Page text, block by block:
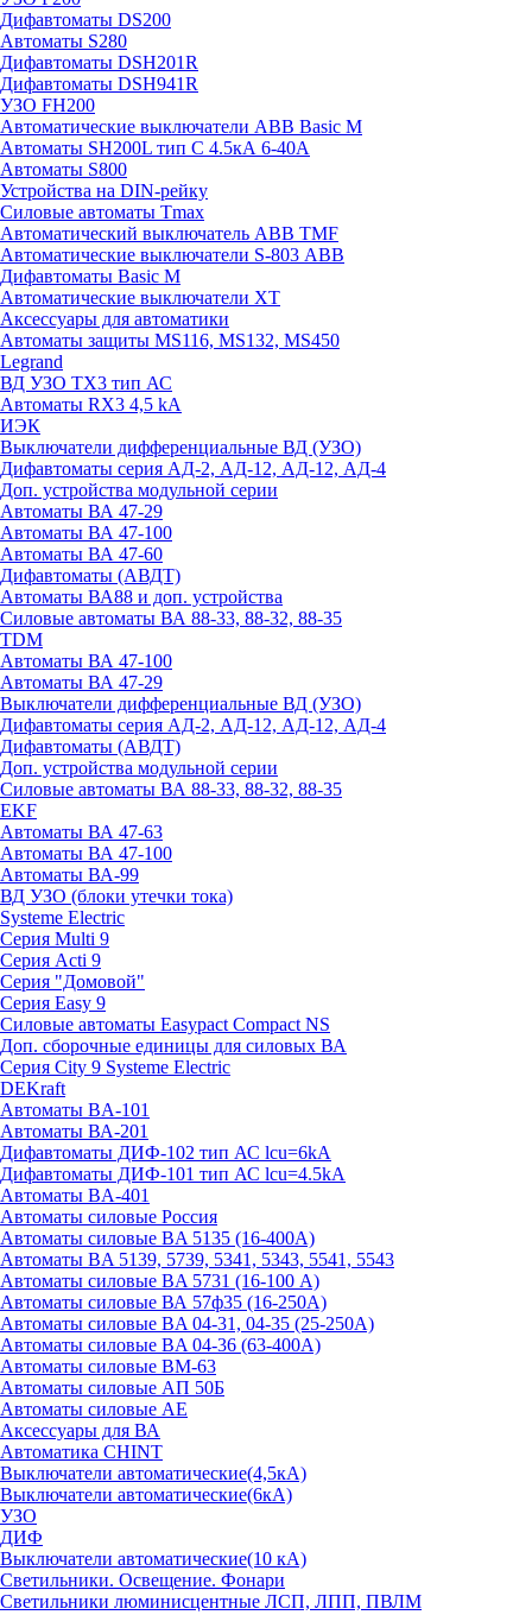
Дифавтоматы DS200
Автоматы S280
Дифавтоматы DSH201R
Дифавтоматы DSH941R
УЗО FH200
Автоматические выключатели ABB Basic M
Автоматы SH200L тип С 4.5кА 6-40А
Автоматы S800
Устройства на DIN-рейку
Силовые автоматы Tmax
Автоматический выключатель ABB TMF
Автоматические выключатели S-803 АВВ
Дифавтоматы Basic M
Автоматические выключатели XT
Аксессуары для автоматики
Автоматы защиты MS116, MS132, MS450
Legrand
ВД УЗО TX3 тип АС
Автоматы RX3 4,5 kA
ИЭК
Выключатели дифференциальные ВД (УЗО)
Дифавтоматы серия АД-2, АД-12, АД-12, АД-4
Доп. устройства модульной серии
Автоматы ВА 47-29
Автоматы ВА 47-100
Автоматы ВА 47-60
Дифавтоматы (АВДТ)
Автоматы ВА88 и доп. устройства
Силовые автоматы ВА 88-33, 88-32, 88-35
TDM
Автоматы ВА 47-100
Автоматы ВА 47-29
Выключатели дифференциальные ВД (УЗО)
Дифавтоматы серия АД-2, АД-12, АД-12, АД-4
Дифавтоматы (АВДТ)
Доп. устройства модульной серии
Силовые автоматы ВА 88-33, 88-32, 88-35
EKF
Автоматы ВА 47-63
Автоматы ВА 47-100
Автоматы ВА-99
ВД УЗО (блоки утечки тока)
Systeme Electric
Серия Multi 9
Серия Acti 9
Серия "Домовой"
Серия Easy 9
Силовые автоматы Easypact Compact NS
Доп. сборочные единицы для силовых ВА
Серия City 9 Systeme Electric
DEKraft
Автоматы BA-101
Автоматы ВА-201
Дифавтоматы ДИФ-102 тип АС lcu=6kA
Дифавтоматы ДИФ-101 тип АС lcu=4.5kA
Автоматы BA-401
Автоматы силовые Россия
Автоматы силовые BA 5135 (16-400А)
Автоматы BA 5139, 5739, 5341, 5343, 5541, 5543
Автоматы силовые BA 5731 (16-100 А)
Автоматы силовые ВА 57ф35 (16-250А)
Автоматы силовые BA 04-31, 04-35 (25-250А)
Автоматы силовые BA 04-36 (63-400А)
Автоматы силовые ВМ-63
Автоматы силовые АП 50Б
Автоматы силовые АЕ
Аксессуары для ВА
Автоматика CHINT
Выключатели автоматические(4,5кА)
Выключатели автоматические(6кА)
УЗО
ДИФ
Выключатели автоматические(10 кА)
Светильники. Освещение. Фонари
Светильники люминисцентные ЛСП, ЛПП, ПВЛМ